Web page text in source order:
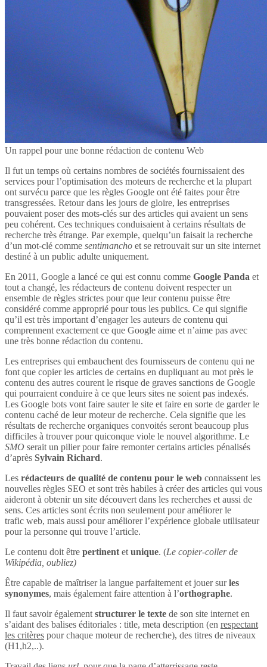
Un rappel pour une bonne rédaction de contenu Web
Il fut un temps où certains nombres de sociétés fournissaient des
services pour l’optimisation des moteurs de recherche et la plupart
ont survécu parce que les règles Google ont été faites pour être
transgressées. Retour dans les jours de gloire, les entreprises
pouvaient poser des mots-clés sur des articles qui avaient un sens
peu cohérent. Ces techniques conduisaient à certains résultats de
recherche très étrange. Par exemple, quelqu’un faisait la recherche
d’un mot-clé comme sentimancho et se retrouvait sur un site internet
destiné à un public adulte uniquement.
En 2011, Google a lancé ce qui est connu comme Google Panda et
tout a changé, les rédacteurs de contenu doivent respecter un
ensemble de règles strictes pour que leur contenu puisse être
considéré comme approprié pour tous les publics. Ce qui signifie
qu’il est très important d’engager les auteurs de contenu qui
comprennent exactement ce que Google aime et n’aime pas avec
une très bonne rédaction du contenu.
Les entreprises qui embauchent des fournisseurs de contenu qui ne
font que copier les articles de certains en dupliquant au mot près le
contenu des autres courent le risque de graves sanctions de Google
qui pourraient conduire à ce que leurs sites ne soient pas indexés.
Les Google bots vont faire sauter le site et faire en sorte de garder le
contenu caché de leur moteur de recherche. Cela signifie que les
résultats de recherche organiques convoités seront beaucoup plus
difficiles à trouver pour quiconque viole le nouvel algorithme. Le
SMO serait un pilier pour faire remonter certains articles pénalisés
d’après Sylvain Richard.
Les rédacteurs de qualité de contenu pour le web connaissent les
nouvelles règles SEO et sont très habiles à créer des articles qui vous
aideront à obtenir un site découvert dans les recherches et aussi de
sens. Ces articles sont écrits non seulement pour améliorer le
trafic web, mais aussi pour améliorer l’expérience globale utilisateur
pour la personne qui trouve l’article.
Le contenu doit être pertinent et unique. (Le copier-coller de
Wikipédia, oubliez)
Être capable de maîtriser la langue parfaitement et jouer surles
synonymes, mais également faire attention à l’orthographe.
Il faut savoir également structurer le texte de son site internet en
s’aidant des balises éditoriales : title, meta description (en respectant
les critères pour chaque moteur de recherche), des titres de niveaux
(H1,h2,..).